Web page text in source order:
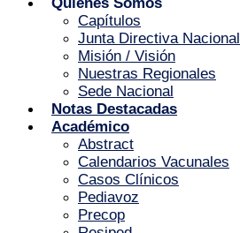
Capítulos
Junta Directiva Nacional
Misión / Visión
Nuestras Regionales
Sede Nacional
Notas Destacadas
Académico
Abstract
Calendarios Vacunales
Casos Clínicos
Pediavoz
Precop